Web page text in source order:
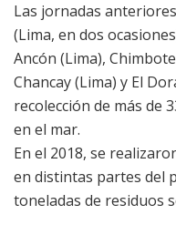
Las jornadas
(Lima, en dos
Ancón (Lima),
Chancay (Lima) y El
recolección de más de
en el mar.
En el 2018, se
en distintas partes del
toneladas de residuos